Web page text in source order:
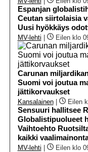
Espanjan
Ceutan siirtolaisia
Uusi hyökkäys
MV-lehti Eilen klo
Carunan
Suomi voi joutua
jättikorvaukset
Kansalainen| Eilen
Sensuuri hallitsee
Globalistipuolueet
Vaihtoehto
kaikki
MV-lehti Eilen klo